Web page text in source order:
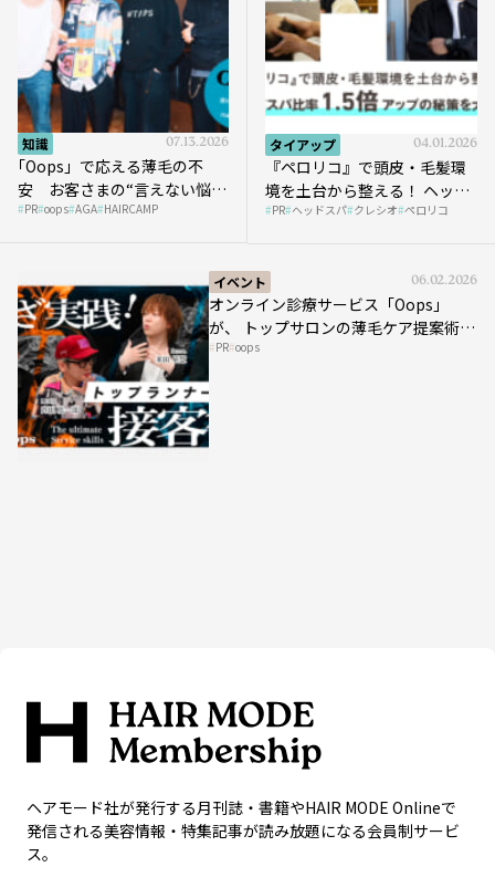
知識 07.13.2026
｢Oops」で応える薄毛の不
安 お客さまの“言えない悩
み”にどう向き合う？ ＃01
PR oops AGA HAIRCAMP
タイアップ 04.01.2026
『ペロリコ』で頭皮・毛髪環
境を土台から整える！ ヘッド
スパ比率1.5倍アップの秘策を
PR ヘッドスパ クレシオ ペロリコ
イベント 06.02.2026
オンライン診療サービス「Oops」
が、 トップサロンの薄毛ケア提案術を
HAIRCAMPで公開！
PR oops
ヘアモード社が発行する月刊誌・書籍やHAIR MODE Onlineで
発信される美容情報・特集記事が読み放題になる会員制サービ
ス。